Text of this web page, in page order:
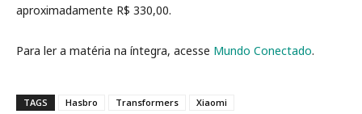
aproximadamente R$ 330,00.
Para ler a matéria na íntegra, acesse Mundo Conectado.
TAGS Hasbro Transformers Xiaomi